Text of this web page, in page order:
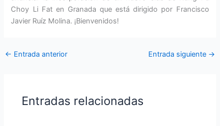
Choy Li Fat en Granada que está dirigido por Francisco
Javier Ruíz Molina. ¡Bienvenidos!
← Entrada anterior Entrada siguiente →
Entradas relacionadas